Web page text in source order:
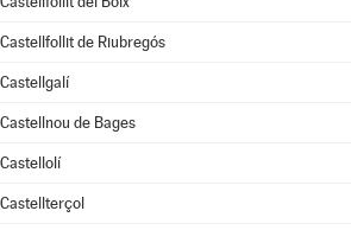
Castellfollit de Riubregós
Castellgalí
Castellnou de Bages
Castellolí
Castellterçol